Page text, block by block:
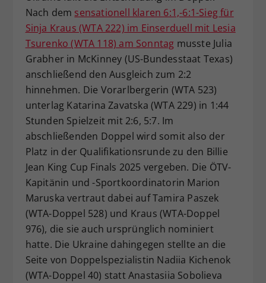
Nach dem sensationell klaren 6:1,-6:1-Sieg für
Sinja Kraus (WTA 222) im Einserduell mit Lesia
Tsurenko (WTA 118) am Sonntag musste Julia
Grabher in McKinney (US-Bundesstaat Texas)
anschließend den Ausgleich zum 2:2
hinnehmen. Die Vorarlbergerin (WTA 523)
unterlag Katarina Zavatska (WTA 229) in 1:44
Stunden Spielzeit mit 2:6, 5:7. Im
abschließenden Doppel wird somit also der
Platz in der Qualifikationsrunde zu den Billie
Jean King Cup Finals 2025 vergeben. Die ÖTV-
Kapitänin und -Sportkoordinatorin Marion
Maruska vertraut dabei auf Tamira Paszek
(WTA-Doppel 528) und Kraus (WTA-Doppel
976), die sie auch ursprünglich nominiert
hatte. Die Ukraine dahingegen stellte an die
Seite von Doppelspezialistin Nadiia Kichenok
(WTA-Doppel 40) statt Anastasiia Sobolieva
Zweck
Dieser Wert speichert Ihre Consent-
Einstellungen. Unter anderem eine
zufällig generierte ID, für die
historische Speicherung Ihrer
vorgenommen Einstellungen, falls der
Webseiten-Betreiber dies eingestellt
hat.